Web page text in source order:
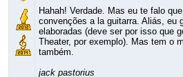
Hahah! Verdade. Mas eu te falo
convenções a la guitarra. Aliás, eu
elaboradas (deve ser por isso que
Theater, por exemplo). Mas tem o
também.
jack pastorius